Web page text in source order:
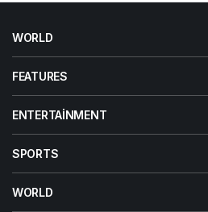
WORLD
FEATURES
ENTERTAINMENT
SPORTS
WORLD